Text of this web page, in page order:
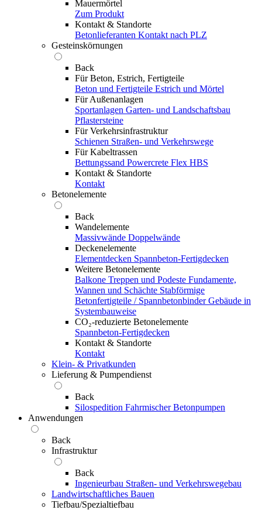
Mauermörtel
Zum Produkt
Kontakt & Standorte
Betonlieferanten Kontakt nach PLZ
Gesteinskörnungen
Back
Für Beton, Estrich, Fertigteile
Beton und Fertigteile Estrich und Mörtel
Für Außenanlagen
Sportanlagen Garten- und Landschaftsbau
Pflastersteine
Für Verkehrsinfrastruktur
Schienen Straßen- und Verkehrswege
Für Kabeltrassen
Bettungssand Powercrete Flex HBS
Kontakt & Standorte
Kontakt
Betonelemente
Back
Wandelemente
Massivwände Doppelwände
Deckenelemente
Elementdecken Spannbeton-Fertigdecken
Weitere Betonelemente
Balkone Treppen und Podeste Fundamente,
Wannen und Schächte Stabförmige
Betonfertigteile / Spannbetonbinder Gebäude in
Systembauweise
CO₂-reduzierte Betonelemente
Spannbeton-Fertigdecken
Kontakt & Standorte
Kontakt
Klein- & Privatkunden
Lieferung & Pumpendienst
Back
Silospedition Fahrmischer Betonpumpen
Anwendungen
Back
Infrastruktur
Back
Ingenieurbau Straßen- und Verkehrswegebau
Landwirtschaftliches Bauen
Tiefbau/Spezialtiefbau